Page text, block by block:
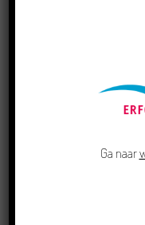
Crowdfunding
Ga naar